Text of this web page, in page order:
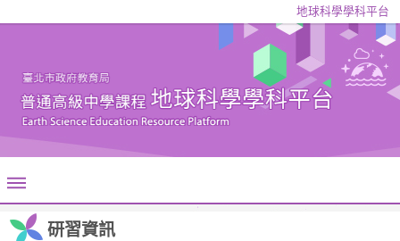
地球科學學科平台
研習資訊